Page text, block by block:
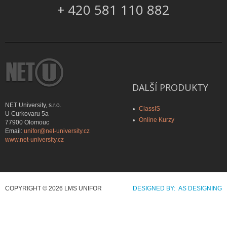
+ 420 581 110 882
NET University, s.r.o.
U Curkovaru 5a
77900 Olomouc
Email: unifor@net-university.cz
www.net-university.cz
DALŠÍ PRODUKTY
ClassIS
Online Kurzy
COPYRIGHT © 2026 LMS UNIFOR DESIGNED BY: AS DESIGNING